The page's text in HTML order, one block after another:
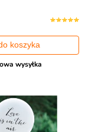
koszyka
wysyłka